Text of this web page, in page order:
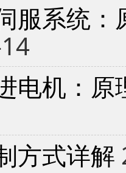
服系统
电机：
方式详解